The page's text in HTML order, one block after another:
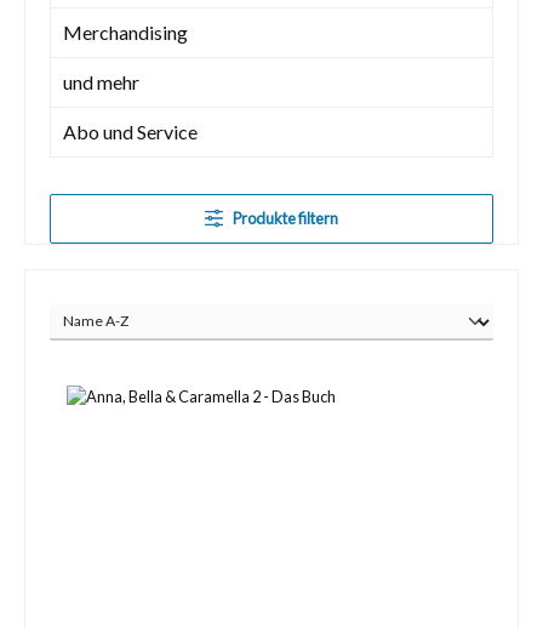
Merchandising
und mehr
Abo und Service
Produkte filtern